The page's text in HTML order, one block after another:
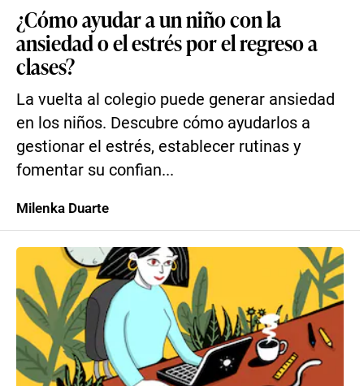
¿Cómo ayudar a un niño con la
ansiedad o el estrés por el regreso a
clases?
La vuelta al colegio puede generar ansiedad
en los niños. Descubre cómo ayudarlos a
gestionar el estrés, establecer rutinas y
fomentar su confian...
Milenka Duarte